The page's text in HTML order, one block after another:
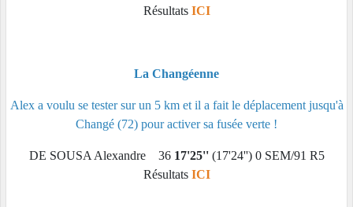
Résultats ICI
La Changéenne
Alex a voulu se tester sur un 5 km et il a fait le déplacement jusqu'à
Changé (72) pour activer sa fusée verte !
DE SOUSA Alexandre 36 17'25''(17'24'') 0 SEM/91 R5
Résultats ICI